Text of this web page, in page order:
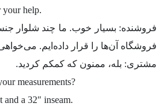
your help.
فروشنده: بسیار خوب. ما چند شلوار
فروشگاه آن‌ها را قرار داده‌ایم.
مشتری: بله، ممنون که کمکم کردید.
measurements?
and a 32″ inseam.